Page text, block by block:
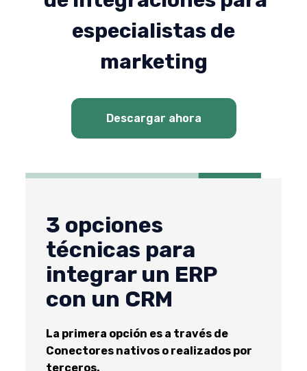
especialistas de
marketing
Descargar ahora
3 opciones
técnicas para
integrar un ERP
con un CRM
La primera opción es a través de
Conectores nativos o realizados por
terceros.